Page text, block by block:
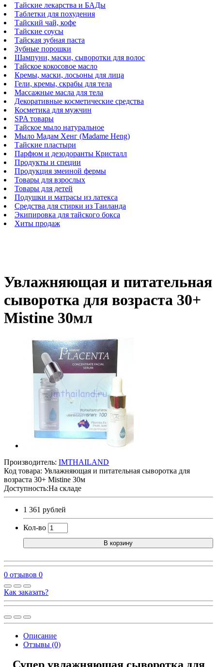
Тайские лекарства и БАДы
Таблетки для похудения
Тайский чай, кофе
Тайские соусы
Тайская зубная паста
Зубные порошки
Шампуни, маски, сыворотки для волос
Тайское кокосовое масло
Кремы, маски, лосьоны для лица
Гели, кремы, скрабы для тела
Массажные масла для тела
Декоративные косметические средства
Косметика для мужчин
SPA товары
Тайское мыло натуральное
Мыло Мадам Хенг (Madame Heng)
Тайские пластыри
Парфюм и дезодоранты Кристалл
Продукты и специи
Продукция змеиной фермы
Товары для взрослых
Товары для детей
Подушки и матрасы из латекса
Средства для стирки из Таиланда
Экипировка для тайского бокса
Хиты продаж
Увлажняющая и питательная
сыворотка для возраста 30+
Mistine 30мл
Производитель: IMTHAILAND
Код товара: Увлажняющая и питательная сыворотка для
возраста 30+ Mistine 30м
Доступность:На складе
1 361 рублей
Кол-во
В корзину
0 отзывов 0
Как заказать?
Описание
Отзывы (0)